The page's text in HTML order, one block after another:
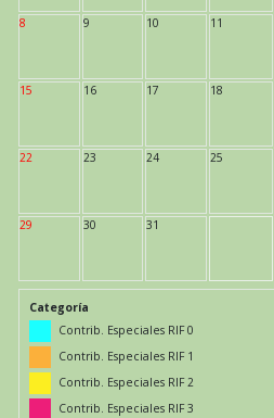
8 9 10 11
15 16 17 18
22 23 24 25
29 30 31
Categoría
Contrib. Especiales RIF 0
Contrib. Especiales RIF 1
Contrib. Especiales RIF 2
Contrib. Especiales RIF 3